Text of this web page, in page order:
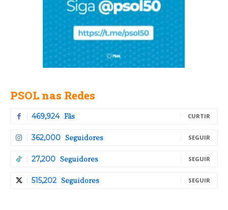
PSOL nas Redes
469,924 Fãs CURTIR
362,000 Seguidores SEGUIR
27,200 Seguidores SEGUIR
515,202 Seguidores SEGUIR